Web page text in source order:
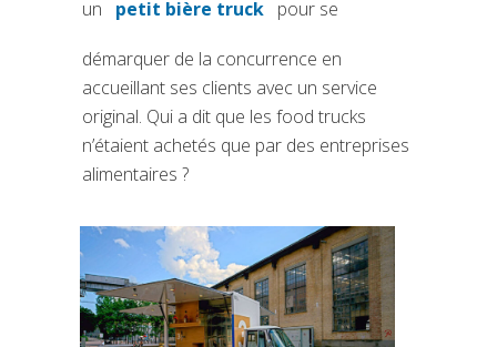
un petit bière truck
(si apre in una nuova scheda)
pour se
démarquer de la concurrence en
accueillant ses clients avec un service
original. Qui a dit que les food trucks
n’étaient achetés que par des entreprises
alimentaires ?